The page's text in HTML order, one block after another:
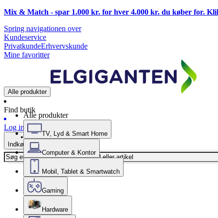
Mix & Match - spar 1.000 kr. for hver 4.000 kr. du køber for.
Spring navigationen over
Kundeservice
PrivatkundeErhvervskunde
Mine favoritter
Alle produkter
Find butik
Log ind
Indkøbskurv
Alle produkter
TV, Lyd & Smart Home
Computer & Kontor
Mobil, Tablet & Smartwatch
Gaming
Hardware